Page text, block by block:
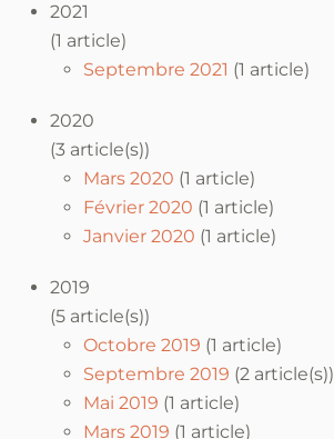
2021
(1 article)
Septembre 2021 (1 article)
2020
(3 article(s))
Mars 2020 (1 article)
Février 2020 (1 article)
Janvier 2020 (1 article)
2019
(5 article(s))
Octobre 2019 (1 article)
Septembre 2019 (2 article(s))
Mai 2019 (1 article)
Mars 2019 (1 article)